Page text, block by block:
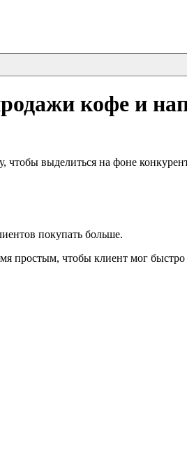
кофе и
выделиться на фоне
покупать больше.
простым, чтобы клиент мог быстро